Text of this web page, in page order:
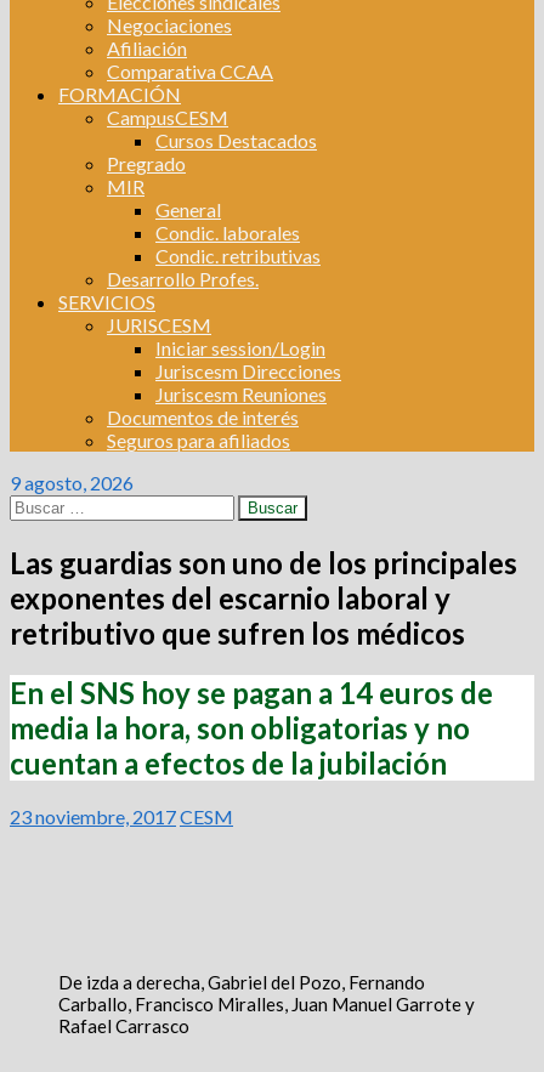
Negociaciones
Afiliación
Comparativa CCAA
FORMACIÓN
CampusCESM
Cursos Destacados
Pregrado
MIR
General
Condic. laborales
Condic. retributivas
Desarrollo Profes.
SERVICIOS
JURISCESM
Iniciar session/Login
Juriscesm Direcciones
Juriscesm Reuniones
Documentos de interés
Seguros para afiliados
9 agosto, 2026
Buscar:
Las guardias son uno de los principales
exponentes del escarnio laboral y
retributivo que sufren los médicos
En el SNS hoy se pagan a 14 euros de
media la hora, son obligatorias y no
cuentan a efectos de la jubilación
23 noviembre, 2017CESM
De izda a derecha, Gabriel del Pozo, Fernando
Carballo, Francisco Miralles, Juan Manuel Garrote y
Rafael Carrasco